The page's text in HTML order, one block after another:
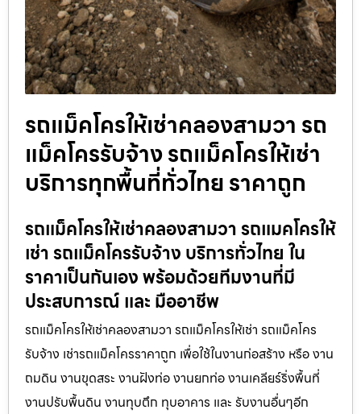
รถแม็คโครให้เช่าคลองสามวา รถ
แม็คโครรับจ้าง รถแม็คโครให้เช่า
บริการทุกพื้นที่ทั่วไทย ราคาถูก
รถแม็คโครให้เช่าคลองสามวา รถแมคโครให้
เช่า รถแม็คโครรับจ้าง บริการทั่วไทย ใน
ราคาเป็นกันเอง พร้อมด้วยทีมงานที่มี
ประสบการณ์ และ มืออาชีพ
รถแม็คโครให้เช่าคลองสามวา รถแม็คโครให้เช่า รถแม็คโคร
รับจ้าง เช่ารถแม็คโครราคาถูก เพื่อใช้ในงานก่อสร้าง หรือ งาน
ถมดิน งานขุดสระ งานฝังท่อ งานยกท่อ งานเคลียร์ริ่งพื้นที่
งานปรับพื้นดิน งานทุบตึก ทุบอาคาร และ รับงานอื่นๆอีก